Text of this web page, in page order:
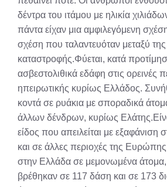
δέντρα του ιτάμου με ηλικία
πάντα είχαν μια αμφιλεγόμενη
σχέση που ταλαντευόταν μεταξύ της
καταστροφής.Φύεται, κατά
ασβεστολιθικά εδάφη στις ορεινές
ηπειρωτικής κυρίως Ελλάδος.
κοντά σε ρυάκια με σποραδικά
άλλων δένδρων, κυρίως
είδος που απειλείται με
και σε άλλες περιοχές της
στην Ελλάδα σε μεμονωμένα
βρέθηκαν σε 117 δάση και σε 173